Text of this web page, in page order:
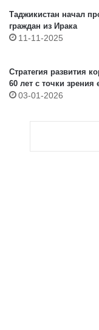
Таджикистан начал
граждан из Ирака
11-11-2025
Стратегия развития
60 лет с точки
03-01-2026